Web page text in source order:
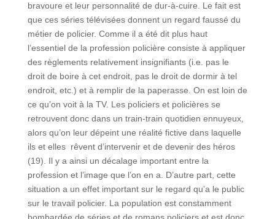
bravoure et leur personnalité de dur-à-cuire. Le fait est
que ces séries télévisées donnent un regard faussé du
métier de policier. Comme il a été dit plus haut
l’essentiel de la profession policière consiste à appliquer
des règlements relativement insignifiants (i.e. pas le
droit de boire à cet endroit, pas le droit de dormir à tel
endroit, etc.) et à remplir de la paperasse. On est loin de
ce qu’on voit à la TV. Les policiers et policières se
retrouvent donc dans un train-train quotidien ennuyeux,
alors qu’on leur dépeint une réalité fictive dans laquelle
ils et elles rêvent d’intervenir et de devenir des héros
(19). Il y a ainsi un décalage important entre la
profession et l’image que l’on en a. D’autre part, cette
situation a un effet important sur le regard qu’a le public
sur le travail policier. La population est constamment